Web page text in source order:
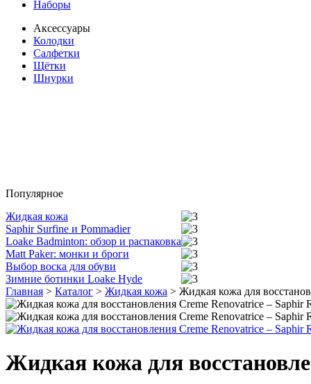
Наборы
Аксессуары
Колодки
Салфетки
Щётки
Шнурки
Популярное
Жидкая кожа
Saphir Surfine и Pommadier
Loake Badminton: обзор и распаковка
Matt Paker: монки и броги
Выбор воска для обуви
Зимние ботинки Loake Hyde
Главная > Каталог > Жидкая кожа > Жидкая кожа для
Жидкая кожа для